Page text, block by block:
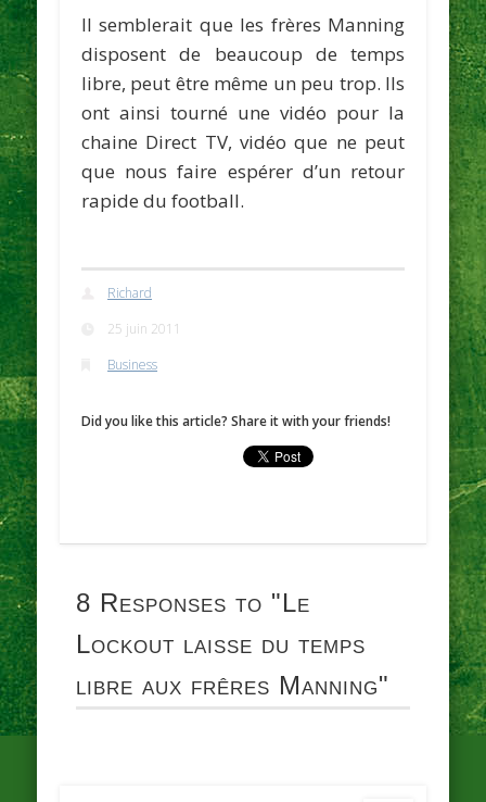
Il semblerait que les frères Manning
disposent de beaucoup de temps
libre, peut être même un peu trop. Ils
ont ainsi tourné une vidéo pour la
chaine Direct TV, vidéo que ne peut
que nous faire espérer d’un retour
rapide du football.
Richard
25 juin 2011
Business
Did you like this article? Share it with your friends!
8 Responses to "Le
Lockout laisse du temps
libre aux frêres Manning"